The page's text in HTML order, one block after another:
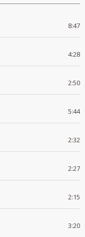
8:47
4:28
2:50
5:44
2:32
2:27
2:15
3:20